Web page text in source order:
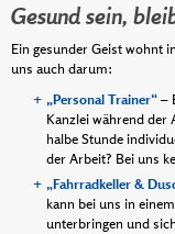
Gesund sein,
Ein gesunder Geist wohnt
uns auch darum:
„Personal Trainer“–
Kanzlei während der
halbe Stunde
der Arbeit? Bei uns
„Fahrradkeller &
kann bei uns in
unterbringen und